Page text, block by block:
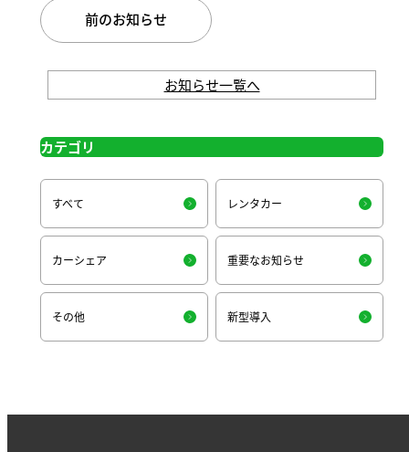
前のお知らせ
お知らせ一覧へ
カテゴリ
すべて レンタカー
カーシェア 重要なお知らせ
その他 新型導入